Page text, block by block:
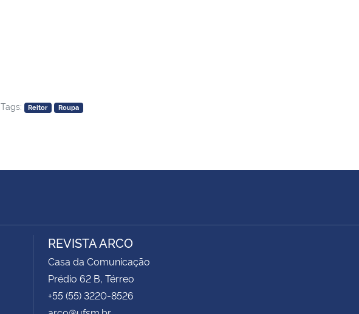
Tags: Reitor Roupa
REVISTA ARCO
Casa da Comunicação
Prédio 62 B, Térreo
+55 (55) 3220-8526